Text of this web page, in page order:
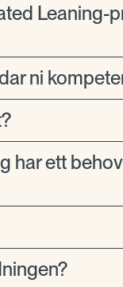
Leaning-
ni
har ett